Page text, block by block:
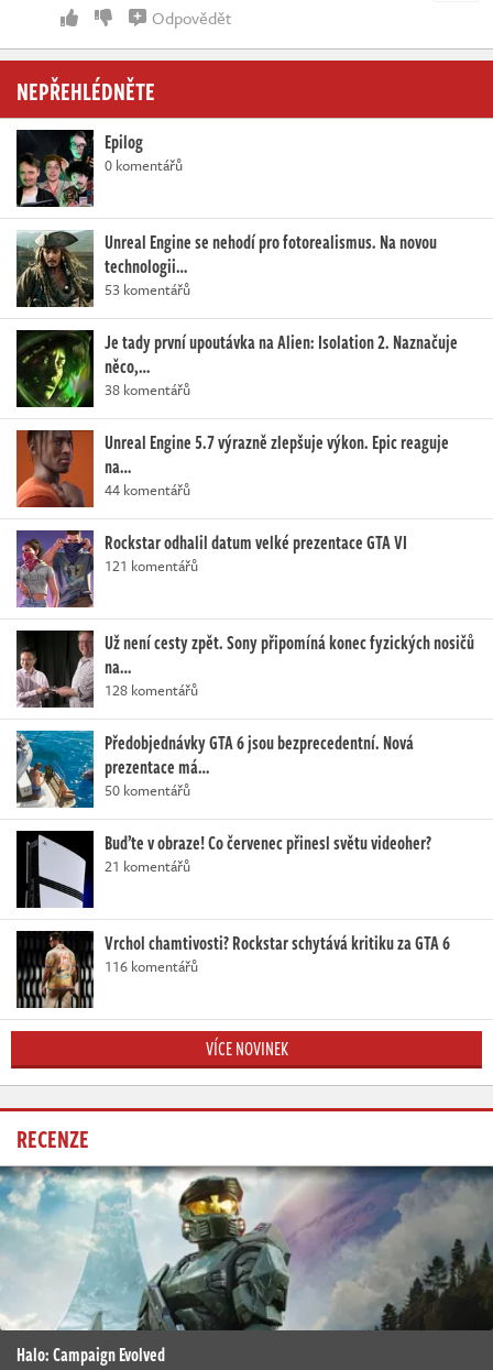
Odpovědět
NEPŘEHLÉDNĚTE
Epilog
0 komentářů
Unreal Engine se nehodí pro fotorealismus. Na novou
technologii…
53 komentářů
Je tady první upoutávka na Alien: Isolation 2. Naznačuje
něco,…
38 komentářů
Unreal Engine 5.7 výrazně zlepšuje výkon. Epic reaguje
na…
44 komentářů
Rockstar odhalil datum velké prezentace GTA VI
121 komentářů
Už není cesty zpět. Sony připomíná konec fyzických nosičů
na…
128 komentářů
Předobjednávky GTA 6 jsou bezprecedentní. Nová
prezentace má…
50 komentářů
Buďte v obraze! Co červenec přinesl světu videoher?
21 komentářů
Vrchol chamtivosti? Rockstar schytává kritiku za GTA 6
116 komentářů
VÍCE NOVINEK
RECENZE
Halo: Campaign Evolved